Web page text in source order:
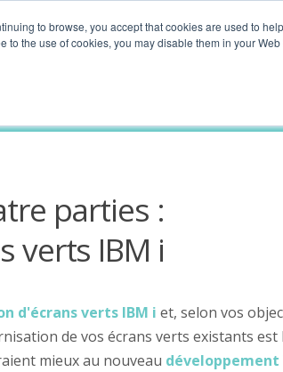
to browse, you accept that cookies are used to
to the use of cookies, you may disable them in your
parties :
verts IBM i
d'écrans verts IBM i et, selon vos
de vos écrans verts existants est
mieux au nouveau développement